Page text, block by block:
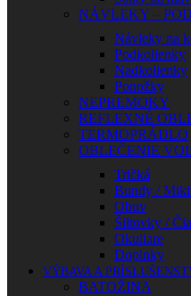
NÁVLEKY –
Návleky na
Podkolienky
Nadkolienky
Ponožky
NEPREMOKY
REFLEXNÉ
TERMOPRÁDLO
OBLEČENIE
Tričká
Bundy /
Obuv
Šiltovky /
Okuliare
Doplnky
VÝBAVA A
BATOŽINA